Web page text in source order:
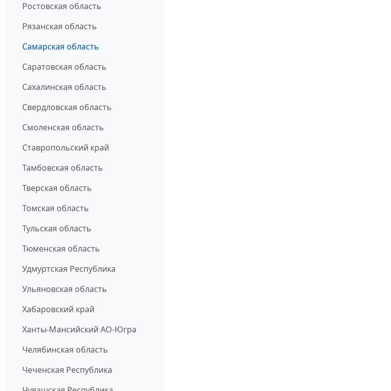
Ростовская область
Рязанская область
Самарская область
Саратовская область
Сахалинская область
Свердловская область
Смоленская область
Ставропольский край
Тамбовская область
Тверская область
Томская область
Тульская область
Тюменская область
Удмуртская Республика
Ульяновская область
Хабаровский край
Ханты-Мансийский АО-Югра
Челябинская область
Чеченская Республика